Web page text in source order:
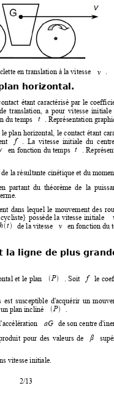
en translation à la vitesse v .
horizontal.
étant caractérisé par le
de translation, a pour vitesse initiale
du temps t
. Représentation
le plan horizontal, le contact étant
f La vitesse initiale du
en fonction du temps t .
la résultante cinétique et du
partant du théorème de la
me.
dans lequel le mouvement des
cycliste} possède la vitesse initiale
ht de la vitesse v
en fonction du
la ligne de plus
et le plan P Soit f le
est susceptible d'acquérir un
plan incliné
P
aG de son centre
pour des valeurs de β
vitesse initiale.
2/13